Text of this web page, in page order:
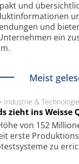
und
und
ein
Meist
• Industrie & Technologie
zieht ins Weisse
von 152
ers­te
zu